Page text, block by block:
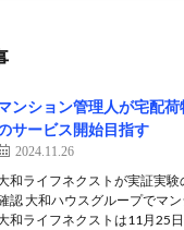
ンション管理人が宅配
サービス開始目指す
2024.11.26
和ライフネクストが実証実
認 大和ハウスグループでマ
和ライフネクストは11月25